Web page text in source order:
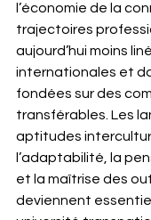
l’économie de la
trajectoires
aujourd’hui moins
internationales et
fondées sur des
transférables. Les
aptitudes
l’adaptabilité, la
et la maîtrise des
deviennent